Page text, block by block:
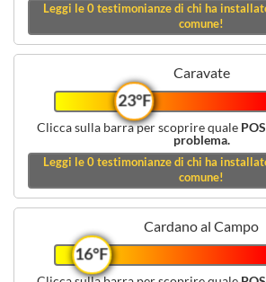
Leggi le0testimonianze di chi ha
comune!
Caravate
23°F
Clicca sulla barra per scoprire quale
problema.
Leggi le0testimonianze di chi ha
comune!
Cardano al Campo
16°F